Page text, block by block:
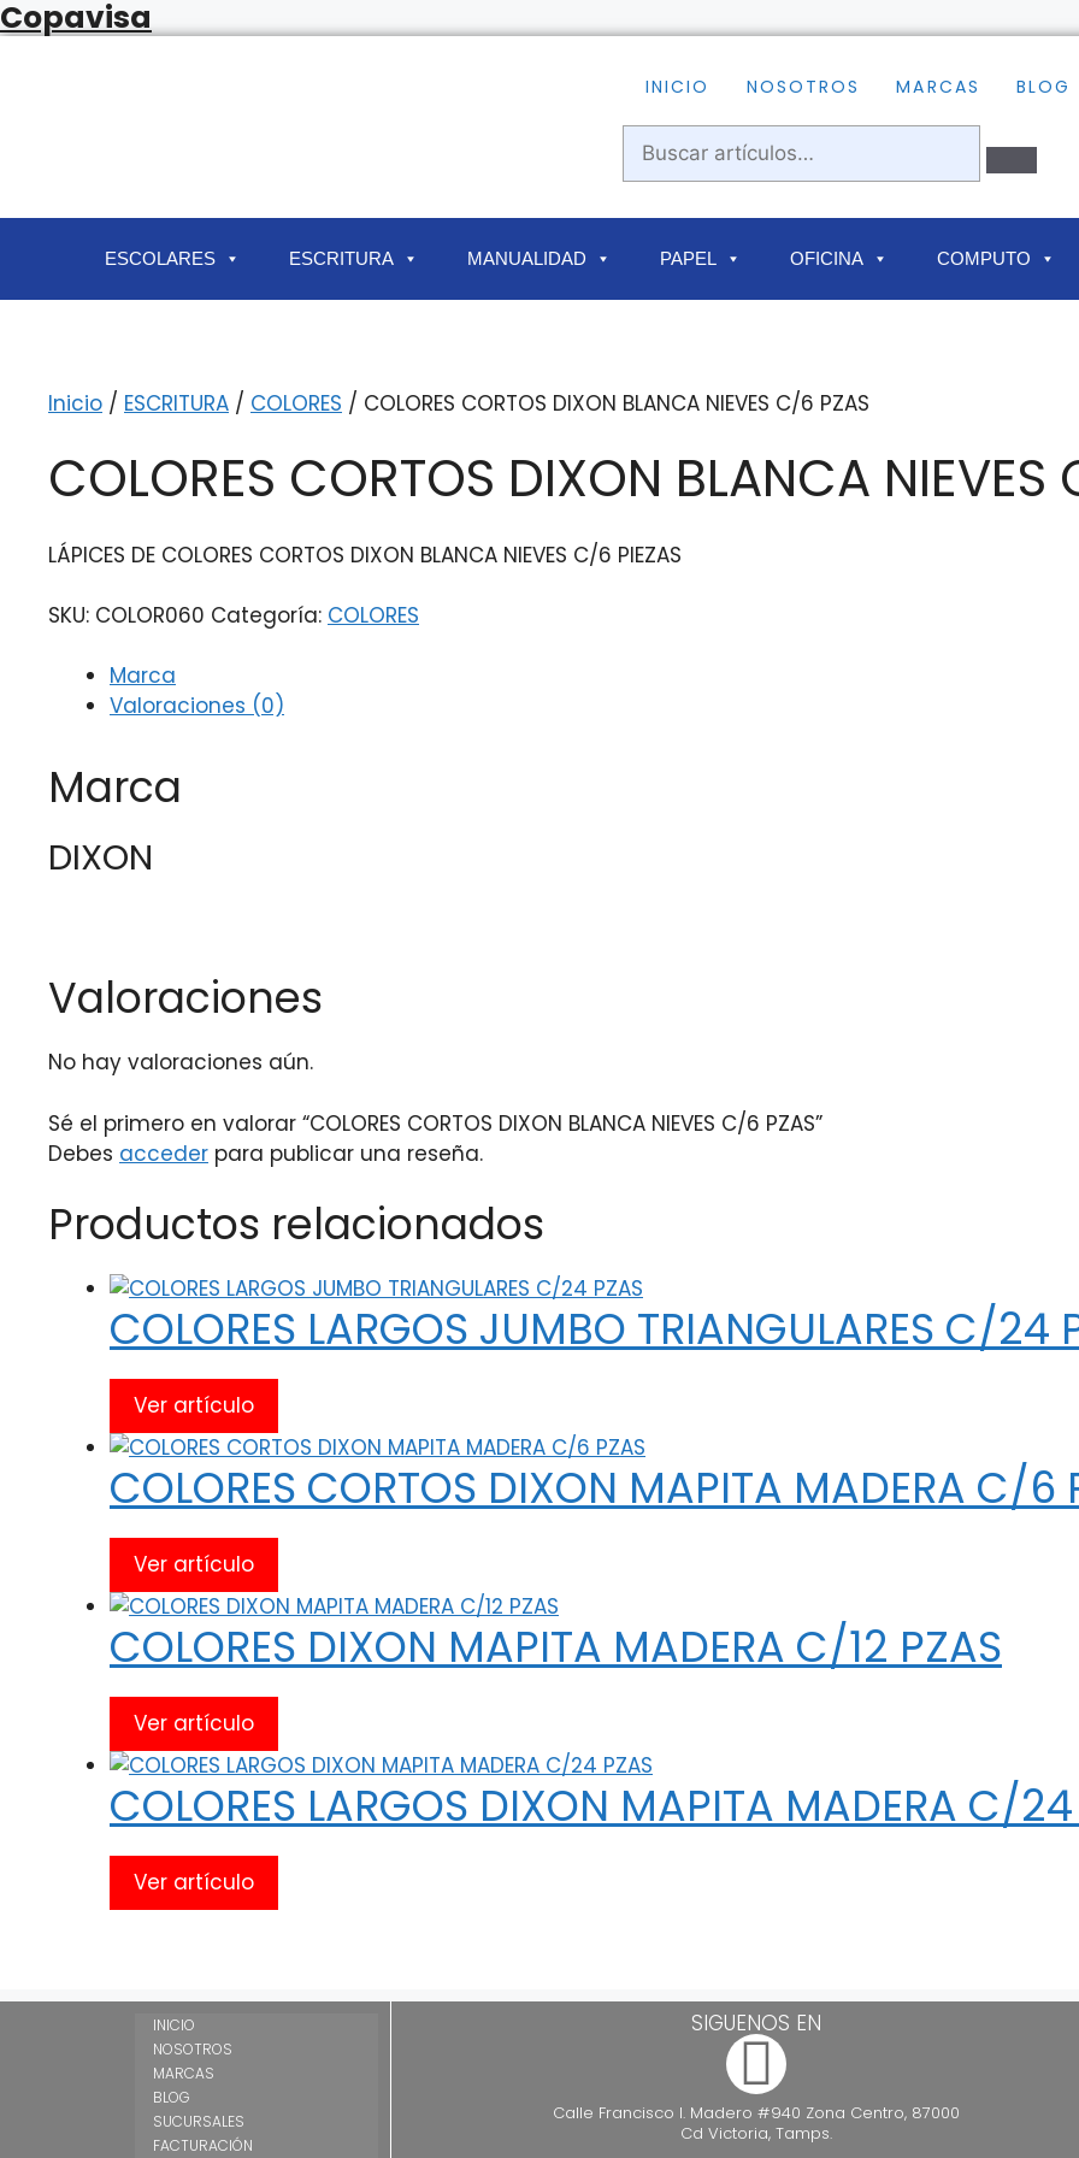
Copavisa
INICIO NOSOTROS MARCAS BLOG
ESCOLARES ESCRITURA MANUALIDAD PAPEL OFICINA COMPUTO
Inicio / ESCRITURA / COLORES / COLORES CORTOS DIXON BLANCA NIEVES C/6 PZAS
COLORES CORTOS DIXON BLANCA NIEVES
LÁPICES DE COLORES CORTOS DIXON BLANCA NIEVES C/6 PIEZAS
SKU: COLOR060 Categoría: COLORES
Marca
Valoraciones (0)
Marca
DIXON
Valoraciones
No hay valoraciones aún.
Sé el primero en valorar “COLORES CORTOS DIXON BLANCA NIEVES C/6 PZAS”
Debes acceder para publicar una reseña.
Productos relacionados
COLORES LARGOS JUMBO TRIANGULARES C/24
Ver artículo
COLORES CORTOS DIXON MAPITA MADERA C/6
Ver artículo
COLORES DIXON MAPITA MADERA C/12 PZAS
Ver artículo
COLORES LARGOS DIXON MAPITA MADERA C/
Ver artículo
INICIO
NOSOTROS
MARCAS
BLOG
SUCURSALES
FACTURACIÓN
SIGUENOS EN
Calle Francisco I. Madero #940 Zona Centro, 87000
Cd Victoria, Tamps.